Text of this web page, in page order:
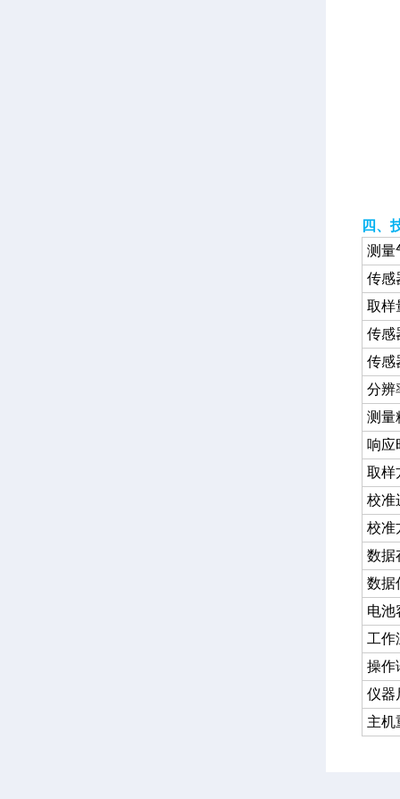
四、
测量
传感
取样
传感
传感
分辨
测量
响应
取样
校准
校准
数据
数据
电池
工作
操作
仪器
主机